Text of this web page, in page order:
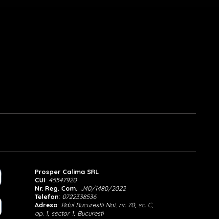
Prosper Calima SRL
CUI: 45547920
Nr. Reg. Com.: J40/1480/2022
Telefon: 0722338536
Adresa: Bdul Bucurestii Noi, nr. 70, sc. C,
ap. 1, sector 1, Bucuresti